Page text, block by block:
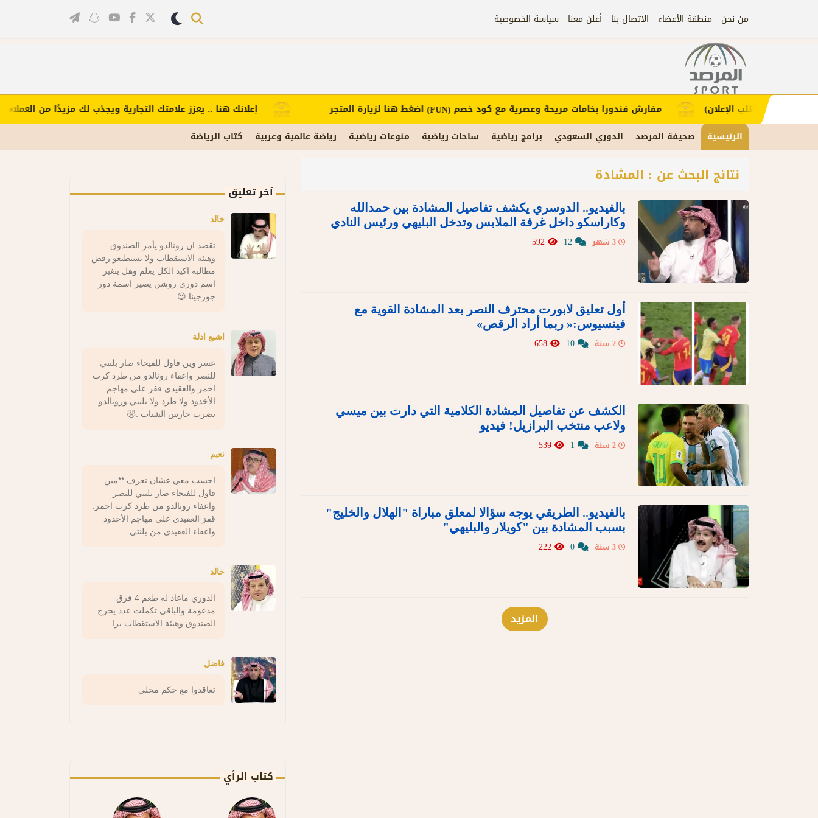
من نحن منطقة الأعضاء الاتصال بنا أعلن معنا سياسة الخصوصية
الرئيسية صحيفة المرصد الدوري السعودي برامج رياضية ساحات رياضية منوعات رياضيـة رياضة عالمية وعربية كتاب الرياضة
إعلانك هنا .. يعزز علامتك التجارية ويجذب لك مزيدًا من العملاء مفارش فندورا بخامات مريحة وعصرية مع كود خصم(FUN)اضغط هنا لزيارة المتجر (اضغط لطلب الإعلان)
نتائج البحث عن : المشادة
بالفيديو.. الدوسري يكشف تفاصيل المشادة بين حمدالله
وكاراسكو داخل غرفة الملابس وتدخل البليهي ورئيس النادي
أول تعليق لابورت محترف النصر بعد المشادة القوية مع
فينسيوس:« ربما أراد الرقص»
الكشف عن تفاصيل المشادة الكلامية التي دارت بين ميسي
ولاعب منتخب البرازيل! فيديو
بالفيديو.. الطريقي يوجه سؤالا لمعلق مباراة "الهلال والخليج"
بسبب المشادة بين "كويلار والبليهي"
المزيد
آخر تعليق
خالد
تقصد ان رونالدو يأمر الصندوق
وهيئة الاستقطاب ولا يستطيعو رفض
مطالبة اكيد الكل يعلم وهل يتغير
اسم دوري روشن يصير اسمة دور
جورجينا 😍
اشبع ادلة
عسر وين فاول للفيحاء صار بلنتي
للنصر واعفاء رونالدو من طرد كرت
احمر والعقيدي قفز على مهاجم
الأخدود ولا طرد ولا بلنتي ورونالدو
يضرب حارس الشباب .🤣
نعيم
احسب معي عشان نعرف **مين
فاول للفيحاء صار بلنتي للنصر
واعفاء رونالدو من طرد كرت احمر.
قفز العقيدي على مهاجم الأخدود
واعفاء العقيدي من بلنتي .
خالد
الدوري ماعاد له طعم 4 فرق
مدعومة والباقي تكملت عدد يخرج
الصندوق وهيئة الاستقطاب برا
فاضل
تعاقدوا مع حكم محلي
كتاب الرأي